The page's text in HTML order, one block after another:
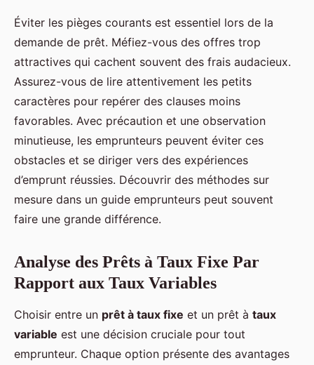
Éviter les pièges courants est essentiel lors de la
demande de prêt. Méfiez-vous des offres trop
attractives qui cachent souvent des frais audacieux.
Assurez-vous de lire attentivement les petits
caractères pour repérer des clauses moins
favorables. Avec précaution et une observation
minutieuse, les emprunteurs peuvent éviter ces
obstacles et se diriger vers des expériences
d’emprunt réussies. Découvrir des méthodes sur
mesure dans un guide emprunteurs peut souvent
faire une grande différence.
Analyse des Prêts à Taux Fixe Par
Rapport aux Taux Variables
Choisir entre un prêt à taux fixe et un prêt à taux
variable est une décision cruciale pour tout
emprunteur. Chaque option présente des avantages